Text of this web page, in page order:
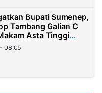
Bupati Sumenep,
Tambang Galian C
Asta Tinggi
08:05